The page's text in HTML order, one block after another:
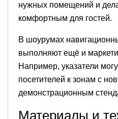
нужных помещений и
комфортным для гостей.
В шоурумах
выполняют ещё и
Например, указатели
посетителей к зонам с
демонстрационным
Материалы и